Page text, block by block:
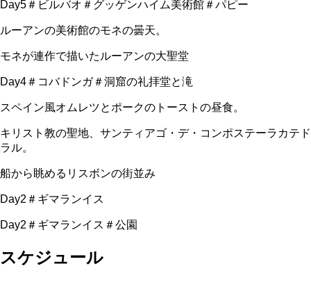
Day5＃ビルバオ＃グッゲンハイム美術館＃パピー
ルーアンの美術館のモネの曇天。
モネが連作で描いたルーアンの大聖堂
Day4＃コバドンガ＃洞窟の礼拝堂と滝
スペイン風オムレツとポークのトーストの昼食。
キリスト教の聖地、サンティアゴ・デ・コンポステーラカテド
ラル。
船から眺めるリスボンの街並み
Day2＃ギマランイス
Day2＃ギマランイス＃公園
スケジュール